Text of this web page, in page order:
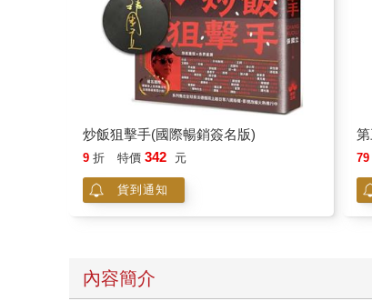
炒飯狙擊手(國際暢銷簽名版)
9 折 特價 342 元
貨到通知
79
內容簡介